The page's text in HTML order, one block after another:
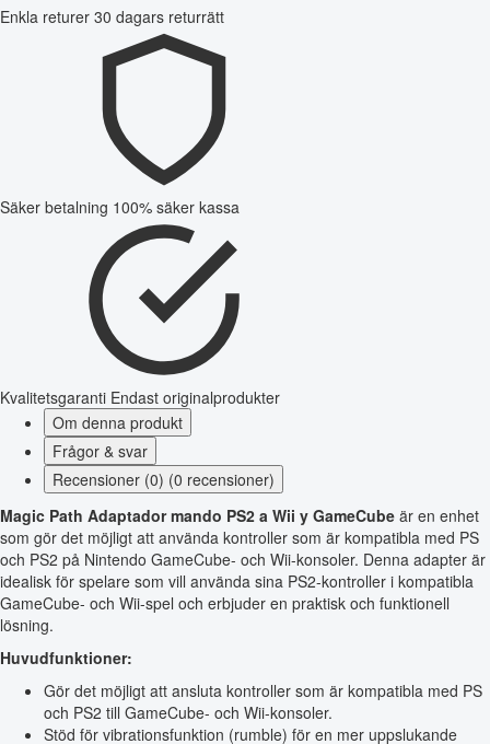
Enkla returer 30 dagars returrätt
Säker betalning 100% säker kassa
Kvalitetsgaranti Endast originalprodukter
Om denna produkt
Frågor & svar
Recensioner (0) (0 recensioner)
Magic Path Adaptador mando PS2 a Wii y GameCube är en enhet
som gör det möjligt att använda kontroller som är kompatibla med PS
och PS2 på Nintendo GameCube- och Wii-konsoler. Denna adapter är
idealisk för spelare som vill använda sina PS2-kontroller i kompatibla
GameCube- och Wii-spel och erbjuder en praktisk och funktionell
lösning.
Huvudfunktioner:
Gör det möjligt att ansluta kontroller som är kompatibla med PS
och PS2 till GameCube- och Wii-konsoler.
Stöd för vibrationsfunktion (rumble) för en mer uppslukande